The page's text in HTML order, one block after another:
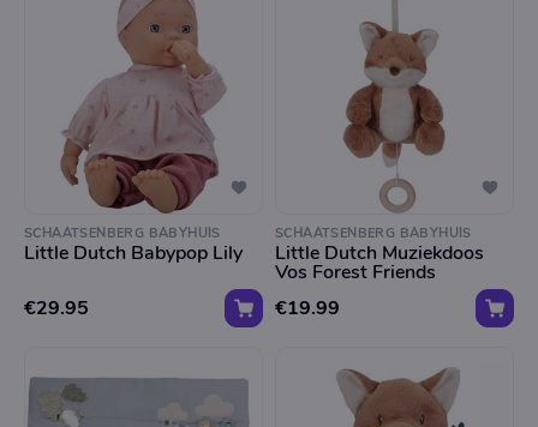
SCHAATSENBERG BABYHUIS
Little Dutch Babypop Lily
€29.95
SCHAATSENBERG BABYHUIS
Little Dutch Muziekdoos
Vos Forest Friends
€19.99